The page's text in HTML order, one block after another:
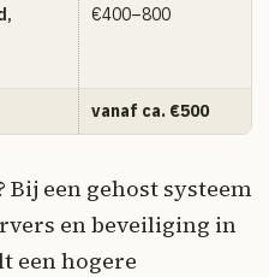
€400–800
vanaf ca. €500
een gehost systeem
en beveiliging in
een hogere